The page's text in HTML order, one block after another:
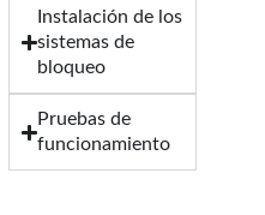
Instalación de los
sistemas de
bloqueo
Pruebas de
funcionamiento